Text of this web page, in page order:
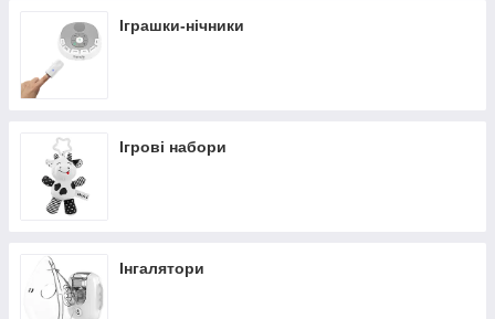
Іграшки-нічники
Ігрові набори
Інгалятори